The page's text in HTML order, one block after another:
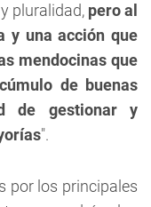
pluralidad, pero al
y una acción que
mendocinas que
de buenas
de gestionar y
".
por los principales